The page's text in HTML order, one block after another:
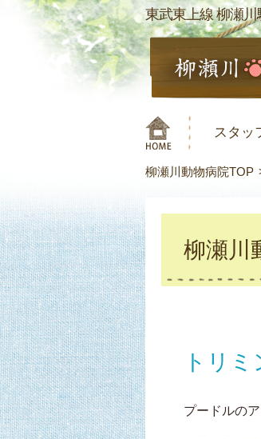
東武東上線 柳瀬
スタッ
柳瀬川動物病院TOP
柳瀬川
トリミ
プードルの